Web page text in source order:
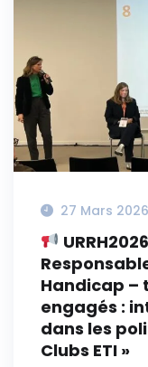
27 Mars 2026
Handicap –
engagés :
dans les
Clubs ETI »